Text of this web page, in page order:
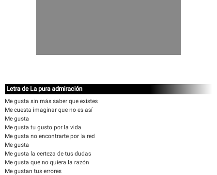
Letra de La pura admiración
Me gusta sin más saber que existes
Me cuesta imaginar que no es así
Me gusta
Me gusta tu gusto por la vida
Me gusta no encontrarte por la red
Me gusta
Me gusta la certeza de tus dudas
Me gusta que no quiera la razón
Me gustan tus errores